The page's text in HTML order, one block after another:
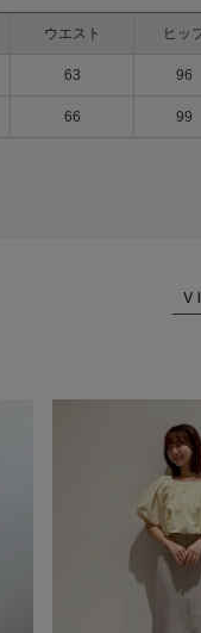
ウエスト ヒッ
63 96
66 99